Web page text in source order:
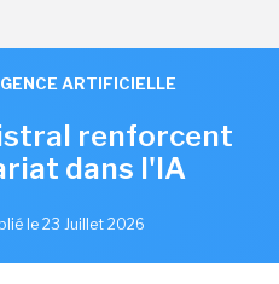
ARTIFICIELLE
renforcent
dans l'IA
le 23 Juillet 2026